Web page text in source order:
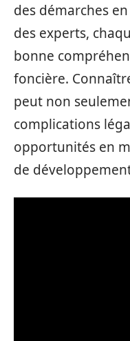
des démarches
des experts,
bonne
foncière.
peut non
complications
opportunités en
de